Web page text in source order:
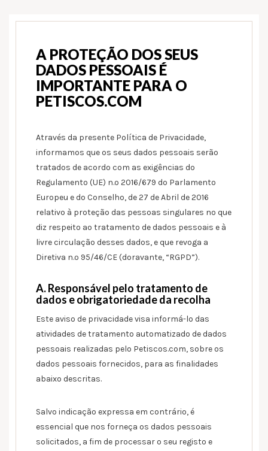
A PROTEÇÃO DOS SEUS
DADOS PESSOAIS É
IMPORTANTE PARA O
PETISCOS.COM
Através da presente Política de Privacidade,
informamos que os seus dados pessoais serão
tratados de acordo com as exigências do
Regulamento (UE) n.º 2016/679 do Parlamento
Europeu e do Conselho, de 27 de Abril de 2016
relativo à proteção das pessoas singulares no que
diz respeito ao tratamento de dados pessoais e à
livre circulação desses dados, e que revoga a
Diretiva n.º 95/46/CE (doravante, “RGPD”).
A. Responsável pelo tratamento de
dados e obrigatoriedade da recolha
Este aviso de privacidade visa informá-lo das
atividades de tratamento automatizado de dados
pessoais realizadas pelo Petiscos.com, sobre os
dados pessoais fornecidos, para as finalidades
abaixo descritas.
Salvo indicação expressa em contrário, é
essencial que nos forneça os dados pessoais
solicitados, a fim de processar o seu registo e